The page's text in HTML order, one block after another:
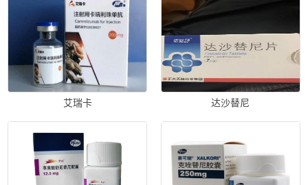
艾瑞卡 达沙替尼